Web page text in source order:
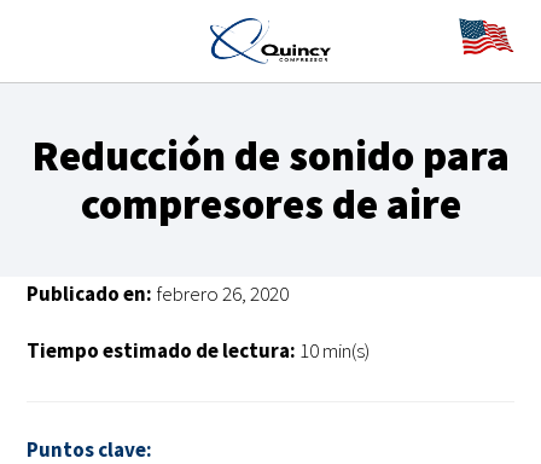
Reducción de sonido para
compresores de aire
Publicado en: febrero 26, 2020
Tiempo estimado de lectura: 10 min(s)
Puntos clave: